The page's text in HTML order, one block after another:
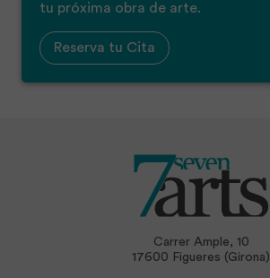
tu próxima obra de arte.
Reserva tu Cita
Carrer Ample, 10
17600 Figueres (Girona)